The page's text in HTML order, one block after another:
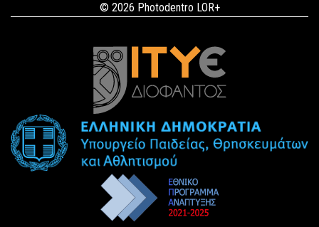
© 2026 Photodentro LOR+